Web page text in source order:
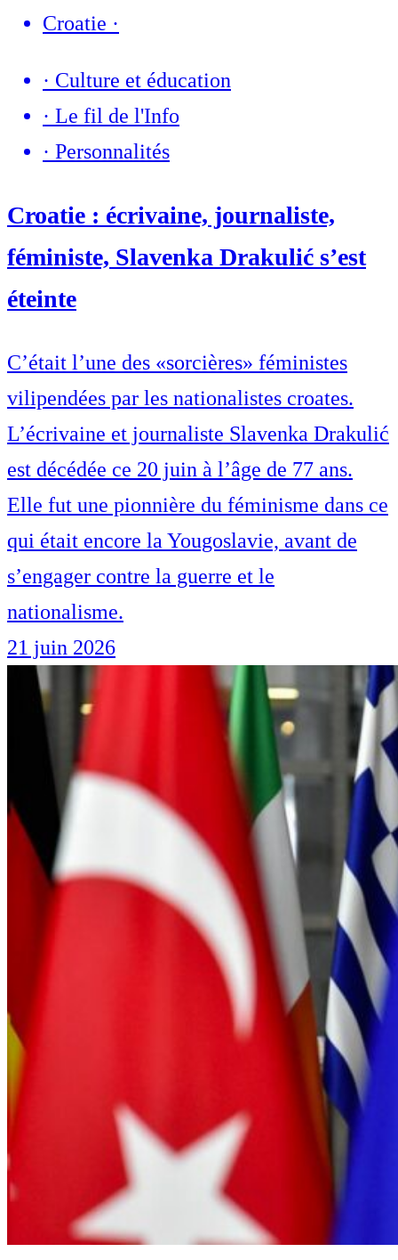
Croatie ·
· Culture et éducation
· Le fil de l'Info
· Personnalités
Croatie : écrivaine, journaliste,
féministe, Slavenka Drakulić s’est
éteinte
C’était l’une des «sorcières» féministes
vilipendées par les nationalistes croates.
L’écrivaine et journaliste Slavenka Drakulić
est décédée ce 20 juin à l’âge de 77 ans.
Elle fut une pionnière du féminisme dans ce
qui était encore la Yougoslavie, avant de
s’engager contre la guerre et le
nationalisme.
21 juin 2026